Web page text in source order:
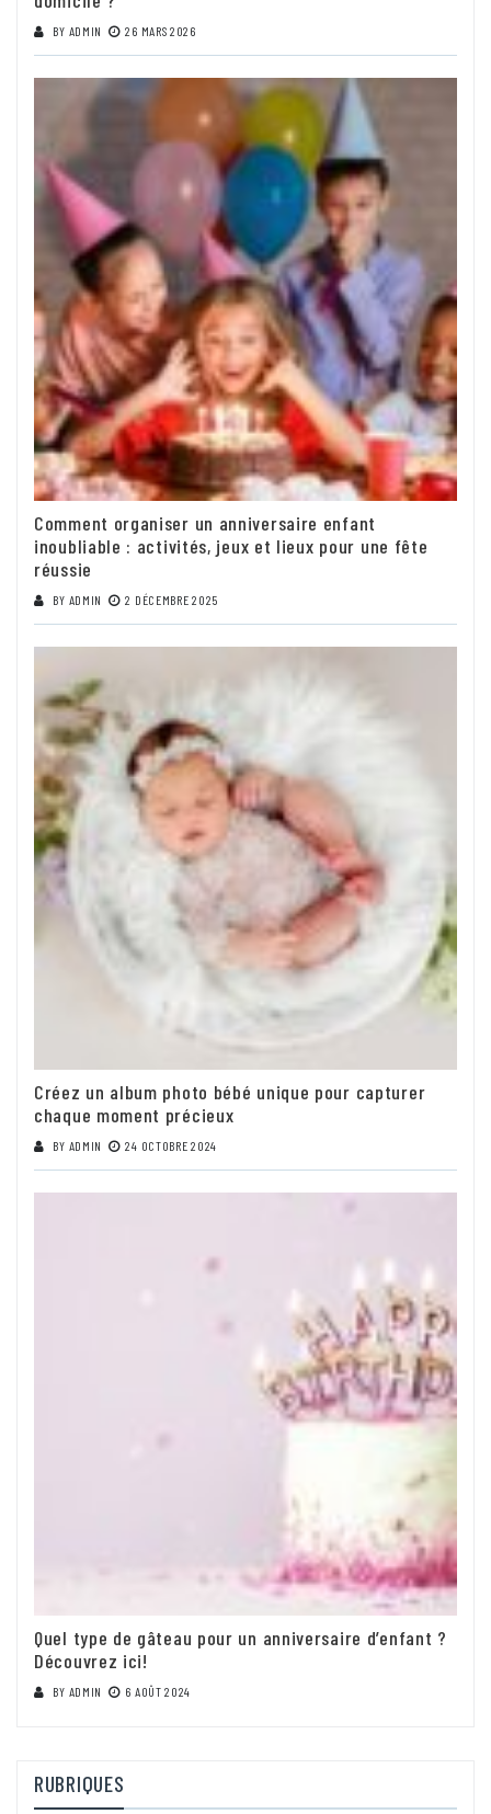
BY ADMIN 26 MARS 2026
Comment organiser un anniversaire enfant
inoubliable : activités, jeux et lieux pour une fête
réussie
BY ADMIN 2 DÉCEMBRE 2025
Créez un album photo bébé unique pour capturer
chaque moment précieux
BY ADMIN 24 OCTOBRE 2024
Quel type de gâteau pour un anniversaire d’enfant ?
Découvrez ici!
BY ADMIN 6 AOÛT 2024
RUBRIQUES